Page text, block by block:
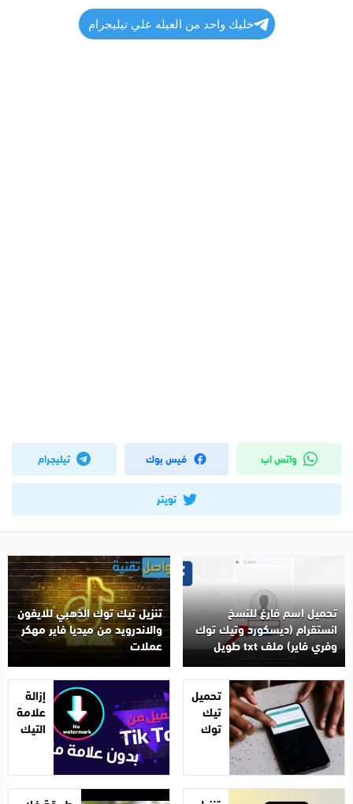
خليك واحد من العيله علي تيليجرام
واتس اب فيس بوك تيليجرام
تويتر
تحميل اسم فارغ للنسخ
انستقرام (ديسكورد وتيك توك
وفري فاير) ملف txt طويل
تنزيل تيك توك الذهبي للايفون
والاندرويد من ميديا فاير مهكر
عملات
تحميل
تيك
توك
مائية
من
إزالة
علامة
التيك
برامج